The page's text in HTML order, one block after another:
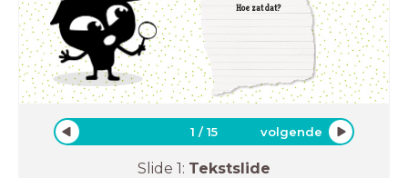
Hoe zat dat?
1 /15 volgende
Slide 1: Tekstslide